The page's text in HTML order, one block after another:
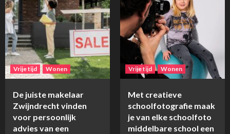
Vrije tijd Wonen
De juiste makelaar
Zwijndrecht vinden
voor persoonlijk
advies van een
Vrije tijd Wonen
Met creatieve
schoolfotografie maak
je van elke schoolfoto
middelbare school een